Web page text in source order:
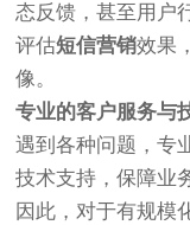
态反馈，甚至用户
评估短信营销效果
像。
专业的客户服务与
遇到各种问题，专
技术支持，保障业
因此，对于有规模